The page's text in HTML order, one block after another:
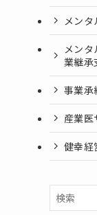
メン
メン
業継承
事業承
産業医
健幸経